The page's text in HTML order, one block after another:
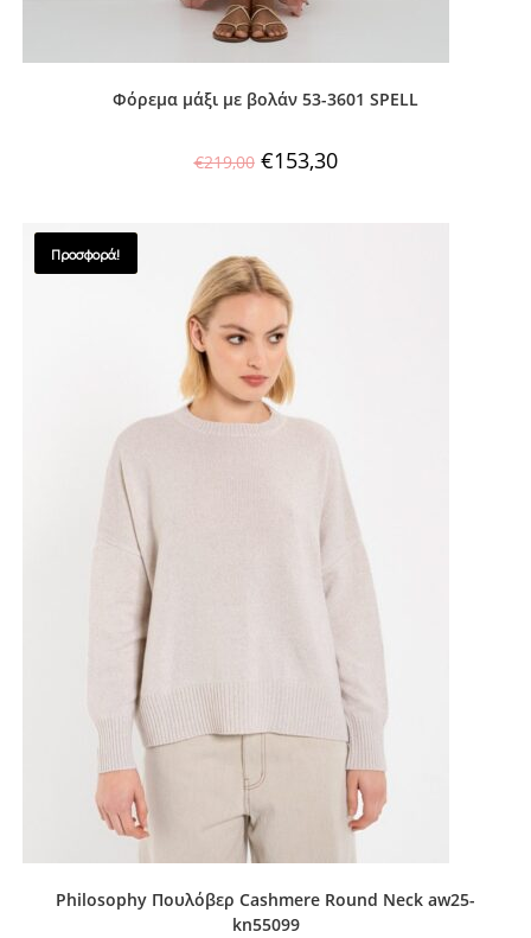
Φόρεμα μάξι με βολάν 53-3601 SPELL
€219,00 €153,30
SALES !
Προσφορά!
Philosophy Πουλόβερ Cashmere Round Neck aw25-
kn55099